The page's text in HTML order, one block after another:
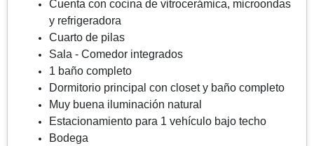
Cuenta con cocina de vitrocerámica, microondas
y refrigeradora
Cuarto de pilas
Sala - Comedor integrados
1 baño completo
Dormitorio principal con closet y baño completo
Muy buena iluminación natural
Estacionamiento para 1 vehículo bajo techo
Bodega